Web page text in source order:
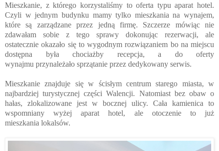
Mieszkanie, z którego korzystaliśmy to oferta typu aparat hotel.
Czyli w jednym budynku mamy tylko mieszkania na wynajem,
które są zarządzane przez jedną firmę. Szczerze mówiąc nie
zdawałam sobie z tego sprawy dokonując rezerwacji, ale
ostatecznie okazało się to wygodnym rozwiązaniem bo na miejscu
dostępna była chociażby recepcja, a do oferty
wynajmu przynależało sprzątanie przez dedykowany serwis.
Mieszkanie znajduje się w ścisłym centrum starego miasta, w
najbardziej turystycznej części Walencji. Natomiast bez obaw o
hałas, zlokalizowane jest w bocznej ulicy. Cała kamienica to
wspomniany wyżej aparat hotel, ale otoczenie to już
mieszkania lokalsów.